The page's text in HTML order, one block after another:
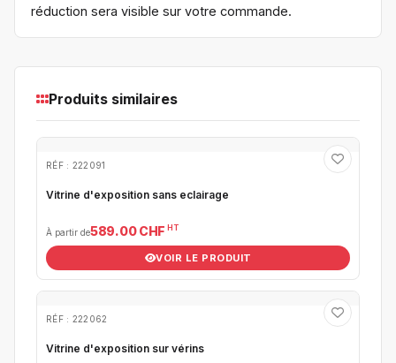
réduction sera visible sur votre commande.
Produits similaires
RÉF : 222091
Vitrine d'exposition sans eclairage
À partir de589.00 CHF HT
VOIR LE PRODUIT
RÉF : 222062
Vitrine d'exposition sur vérins